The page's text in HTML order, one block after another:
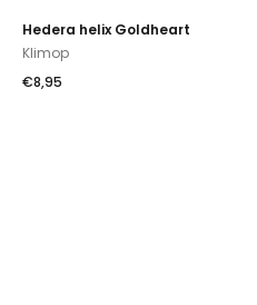
Hedera helix Goldheart
Klimop
€8,95